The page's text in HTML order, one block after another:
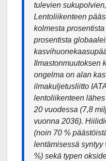
tulevien
Lentoliikenteen
kolmesta
prosentista
Ilmastonmuutoksen
ongelma on alan
ilmakuljetusliitto
lentoliikenteen
20 vuodessa (7,8
vuonna 2036).
(noin 70 %
lentämisessä syntyy
%) sekä typen